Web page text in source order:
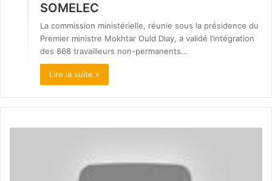
SOMELEC
La commission ministérielle, réunie sous la présidence du
Premier ministre Mokhtar Ould Diay, a validé l’intégration
des 868 travailleurs non-permanents…
Lire la suite »